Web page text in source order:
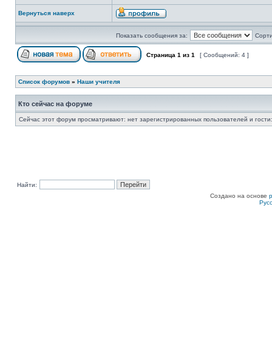
Вернуться наверх
Показать сообщения за:
Страница 1 из 1 [ Сообщений: 4 ]
Список форумов » Наши учителя
Кто сейчас на форуме
Сейчас этот форум просматривают: нет зарегистрированных пользователей и
Найти:
Создано на основе